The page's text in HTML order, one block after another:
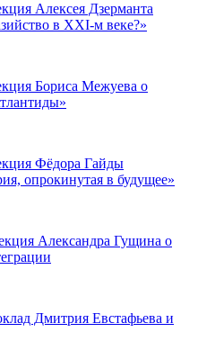
Алексея Дзерманта
в XXI-м веке?»
Бориса Межуева о
Фёдора Гайды
опрокинутая в будущее»
Александра Гущина о
Дмитрия Евстафьева и